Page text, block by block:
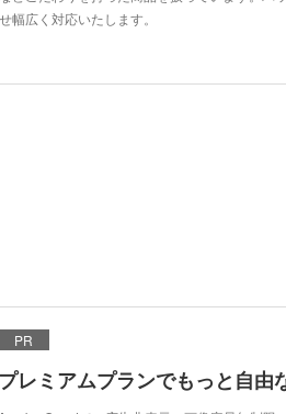
幅広く対応いたします。
PR
プレミアムプランでもっと自由